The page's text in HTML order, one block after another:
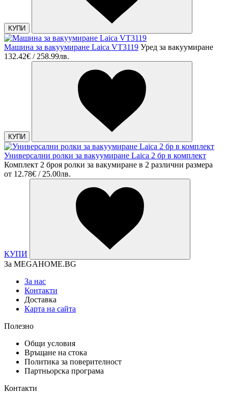
КУПИ
Машина за вакуумиране Laica VT3119 Уред за вакуумиране
132.42€ / 258.99лв.
КУПИ
Универсални ролки за вакуумиране Laica 2 бр в комплект
Комплект 2 броя ролки за вакумиране в 2 различни размера
от 12.78€ / 25.00лв.
КУПИ
За MEGAHOME.BG
За нас
Контакти
Доставка
Карта на сайта
Полезно
Общи условия
Връщане на стока
Политика за поверителност
Партньорска програма
Контакти